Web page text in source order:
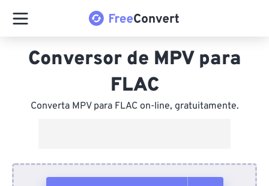
Conversor de MPV para
FLAC
Converta MPV para FLAC on-line, gratuitamente.